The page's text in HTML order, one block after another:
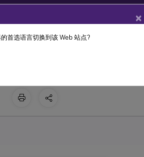
Linux 虚拟投递代理 2308
过 Azure 进行自更新
×
首选语言切换到该 Web 站点?